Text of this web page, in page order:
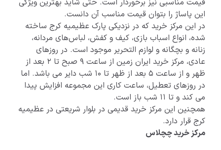
قیمت مناسبی نیز برخوردار است. حتی شاید بهترین ویژگی
این پاساژ را بتوان قیمت مناسب آن دانست.
در این مرکز خرید که در نزدیکی پارک عظیمیه کرج ساخته
شده، انواع اسباب بازی، کیف و کفش، لباس‌های مردانه،
زنانه و بچگانه و لوازم التحریر موجود است. در روزهای
عادی، مرکز خرید ایران زمین از ساعت 9 صبح تا 2 بعد از
ظهر و از ساعت 5 بعد از ظهر تا 10 شب دایر می باشد. اما
در روزهای تعطیل، ساعت کاری این مجموعه افزایش پیدا
می کند و تا 11 شب باز است.
همچنین این مرکز خرید قدیمی در بلوار شریعتی در عظیمیه
کرج قرار دارد.
مرکز خرید چچلاس